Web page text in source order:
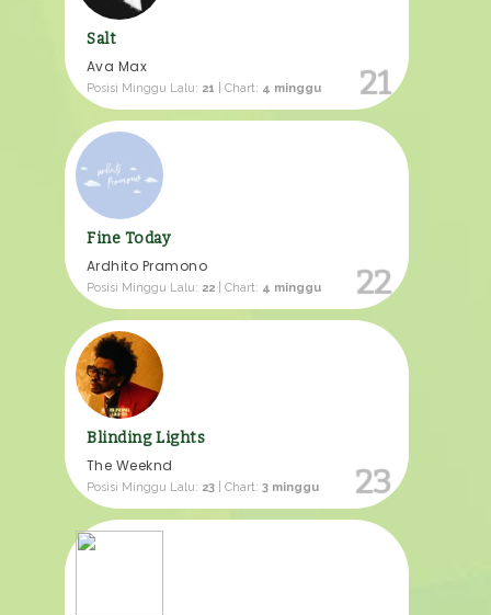
Salt
Ava Max
Posisi Minggu Lalu: 21 | Chart: 4 minggu 21
Fine Today
Ardhito Pramono
Posisi Minggu Lalu: 22 | Chart: 4 minggu 22
Blinding Lights
The Weeknd
Posisi Minggu Lalu: 23 | Chart: 3 minggu 23